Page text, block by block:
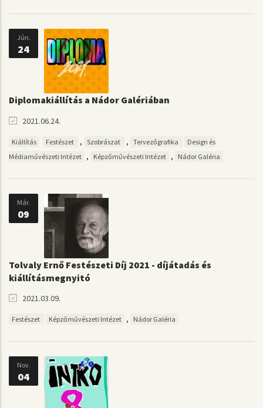
Jún.
24
Diplomakiállítás a Nádor Galériában
2021.06.24.
Kiállítás Festészet , Szobrászat , Tervezőgrafika
Design és
Médiaművészeti Intézet , Képzőművészeti Intézet , Nádor Galéria
Már.
09
Tolvaly Ernő Festészeti Díj 2021 - díjátadás és
kiállításmegnyitó
2021.03.09.
Festészet Képzőművészeti Intézet , Nádor Galéria
Nov.
04